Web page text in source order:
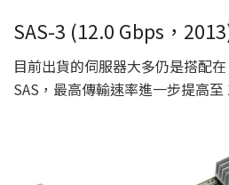
SAS-3 (12.0 Gbps，
目前出貨的伺服器大多仍是搭配
SAS，最高傳輸速率進一步提高至